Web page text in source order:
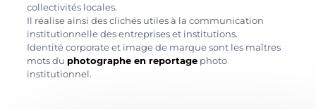
collectivités locales.
Il réalise ainsi des clichés utiles à la communication
institutionnelle des entreprises et institutions.
Identité corporate et image de marque sont les maîtres
mots du photographe en reportage photo
institutionnel.